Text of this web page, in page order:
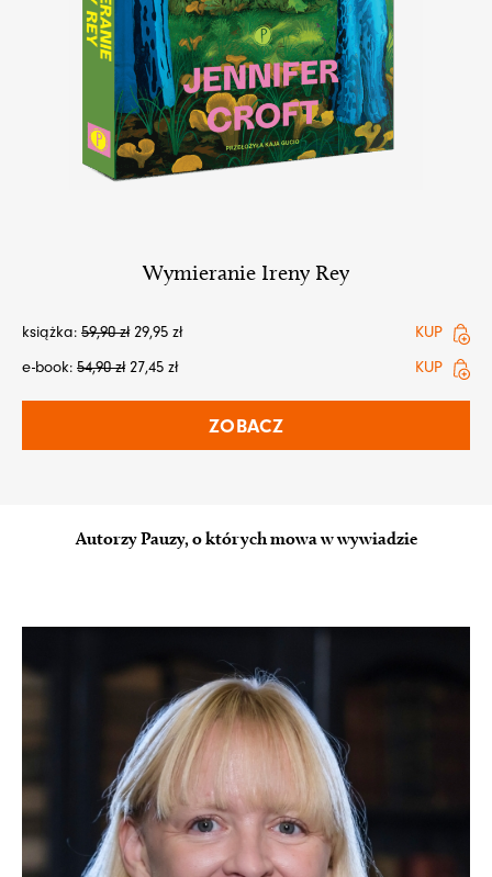
Wymieranie Ireny Rey
książka: 59,90zł 29,95 zł
KUP
e-book: 54,90zł 27,45 zł KUP
ZOBACZ
Autorzy Pauzy, o których mowa w wywiadzie